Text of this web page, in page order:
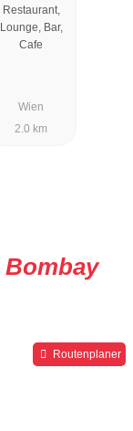
Restaurant,
Lounge, Bar,
Cafe
Wien
2.0 km
Bombay
Routenplaner